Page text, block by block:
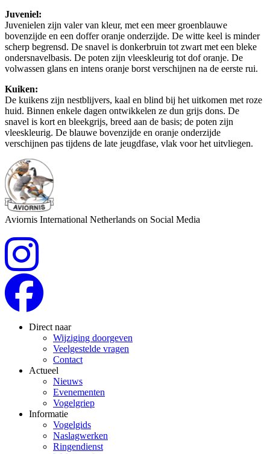
Juveniel:
Juvenielen zijn valer van kleur, met een meer groenblauwe
bovenzijde en een doffer oranje onderzijde. De witte keel is minder
scherp begrensd. De snavel is donkerbruin tot zwart met een bleke
ondersnavelbasis. De poten zijn vleeskleurig tot dof oranje. De
volwassen glans en intens oranje borst verschijnen na de eerste rui.
Kuiken:
De kuikens zijn nestblijvers, kaal en blind bij het uitkomen met roze
huid. Binnen enkele dagen ontwikkelen ze dun grijs dons. De
snavel is kort en bleekgrijs, breed aan de basis; de poten zijn
vleeskleurig. De blauwe bovenzijde en oranje onderzijde
verschijnen pas tijdens de late jeugdfase, vlak voor het uitvliegen.
Aviornis International Netherlands on Social Media
Direct naar
Wijziging doorgeven
Veelgestelde vragen
Contact
Actueel
Nieuws
Evenementen
Vogelgriep
Informatie
Vogelgids
Naslagwerken
Ringendienst